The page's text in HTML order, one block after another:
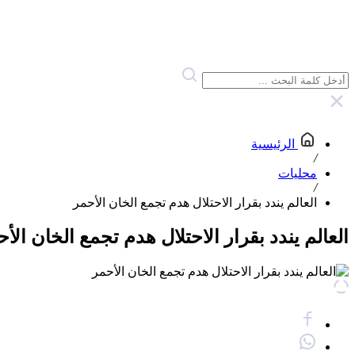
الرئيسية
/
محليات
/
العالم يندد بقرار الاحتلال هدم تجمع الخان الأحمر
العالم يندد بقرار الاحتلال هدم تجمع الخان